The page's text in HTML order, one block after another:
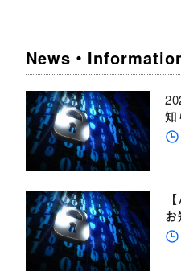
News・
知
お